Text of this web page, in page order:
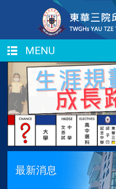
MENU
最新消息